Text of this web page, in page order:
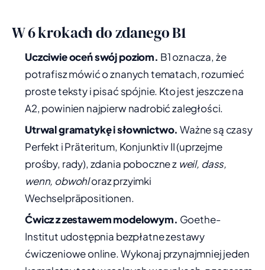
W 6 krokach do zdanego B1
Uczciwie oceń swój poziom. B1 oznacza, że
potrafisz mówić o znanych tematach, rozumieć
proste teksty i pisać spójnie. Kto jest jeszcze na
A2, powinien najpierw nadrobić zaległości.
Utrwal gramatykę i słownictwo. Ważne są czasy
Perfekt i Präteritum, Konjunktiv II (uprzejme
prośby, rady), zdania poboczne z weil, dass,
wenn, obwohloraz przyimki
Wechselpräpositionen.
Ćwicz z zestawem modelowym. Goethe-
Institut udostępnia bezpłatne zestawy
ćwiczeniowe online. Wykonaj przynajmniej jeden